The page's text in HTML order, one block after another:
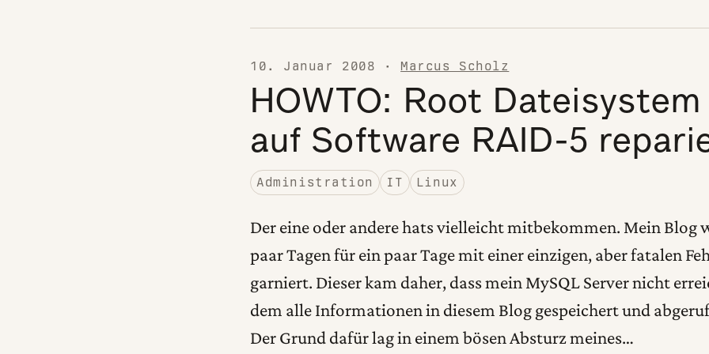
10. Januar 2008 · Marcus Scholz
HOWTO: Root Dateisystem
auf Software RAID-5
Administration IT Linux
Der eine oder andere hats vielleicht mitbekommen. Mein Blog
paar Tagen für ein paar Tage mit einer einzigen, aber fatalen
garniert. Dieser kam daher, dass mein MySQL Server nicht
dem alle Informationen in diesem Blog gespeichert und
Der Grund dafür lag in einem bösen Absturz meines…